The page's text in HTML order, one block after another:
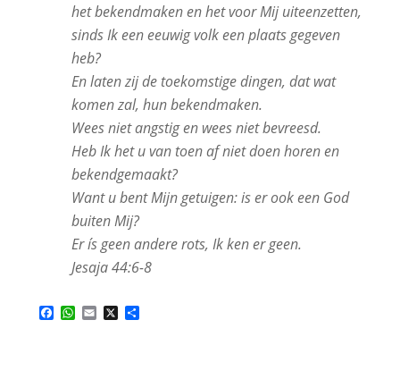
het bekendmaken en het voor Mij uiteenzetten,
sinds Ik een eeuwig volk een plaats gegeven
heb?
En laten zij de toekomstige dingen, dat wat
komen zal, hun bekendmaken.
Wees niet angstig en wees niet bevreesd.
Heb Ik het u van toen af niet doen horen en
bekendgemaakt?
Want u bent Mijn getuigen: is er ook een God
buiten Mij?
Er ís geen andere rots, Ik ken er geen.
Jesaja 44:6-8
Facebook
WhatsApp
Email
X